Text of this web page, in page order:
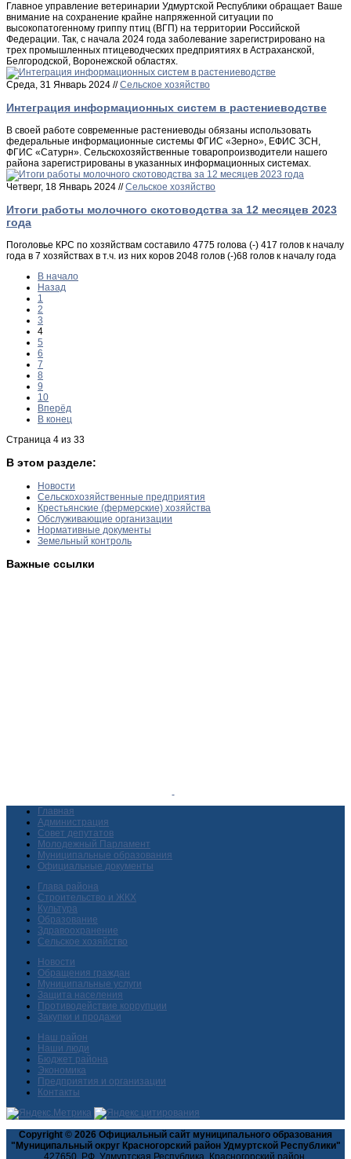
Главное управление ветеринарии Удмуртской Республики обращает Ваше
внимание на сохранение крайне напряженной ситуации по
высокопатогенному гриппу птиц (ВГП) на территории Российской
Федерации. Так, с начала 2024 года заболевание зарегистрировано на
трех промышленных птицеводческих предприятиях в Астраханской,
Белгородской, Воронежской областях.
Среда, 31 Январь 2024 //Сельское хозяйство
Интеграция информационных систем в растениеводстве
В своей работе современные растениеводы обязаны использовать
федеральные информационные системы ФГИС «Зерно», ЕФИС ЗСН,
ФГИС «Сатурн». Сельскохозяйственные товаропроизводители нашего
района зарегистрированы в указанных информационных системах.
Четверг, 18 Январь 2024 //Сельское хозяйство
Итоги работы молочного скотоводства за 12 месяцев 2023
года
Поголовье КРС по хозяйствам составило 4775 голова (-) 417 голов к началу
года в 7 хозяйствах в т.ч. из них коров 2048 голов (-)68 голов к началу года
В начало
Назад
1
2
3
4
5
6
7
8
9
10
Вперёд
В конец
Страница 4 из 33
В этом разделе:
Новости
Сельскохозяйственные предприятия
Крестьянские (фермерские) хозяйства
Обслуживающие организации
Нормативные документы
Земельный контроль
Важные ссылки
Главная
Администрация
Совет депутатов
Молодежный Парламент
Муниципальные образования
Официальные документы
Глава района
Строительство и ЖКХ
Культура
Образование
Здравоохранение
Сельское хозяйство
Новости
Обращения граждан
Муниципальные услуги
Защита населения
Противодействие коррупции
Закупки и продажи
Наш район
Наши люди
Бюджет района
Экономика
Предприятия и организации
Контакты
Copyright © 2026 Официальный сайт муниципального образования
"Муниципальный округ Красногорский район Удмуртской Республики"
427650, РФ, Удмуртская Республика, Красногорский район,